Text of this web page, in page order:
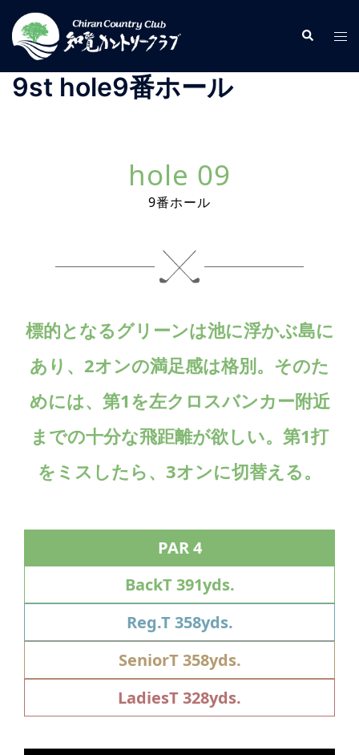
ン
検
索
ト
ル
9st hole9番ホール
hole 09
9番ホール
標的となるグリーンは池に浮かぶ島に
あり、2オンの満足感は格別。そのた
めには、第1を左クロスバンカー附近
までの十分な飛距離が欲しい。第1打
をミスしたら、3オンに切替える。
PAR 4
BackT 391yds.
Reg.T 358yds.
SeniorT 358yds.
LadiesT 328yds.